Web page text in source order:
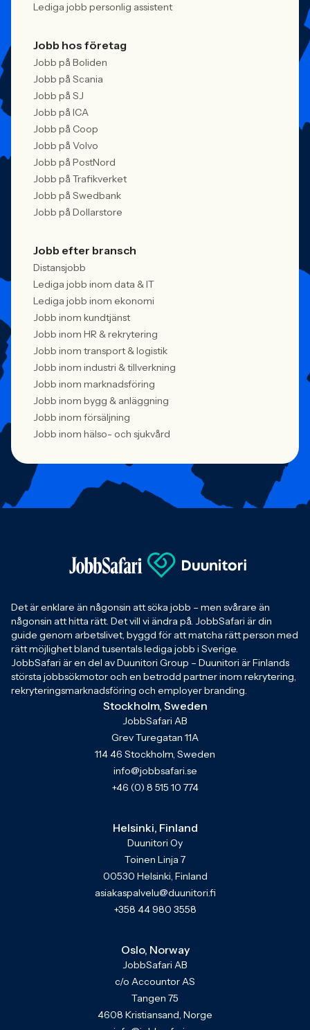
Lediga jobb personlig assistent
Jobb hos företag
Jobb på Boliden
Jobb på Scania
Jobb på SJ
Jobb på ICA
Jobb på Coop
Jobb på Volvo
Jobb på PostNord
Jobb på Trafikverket
Jobb på Swedbank
Jobb på Dollarstore
Jobb efter bransch
Distansjobb
Lediga jobb inom data & IT
Lediga jobb inom ekonomi
Jobb inom kundtjänst
Jobb inom HR & rekrytering
Jobb inom transport & logistik
Jobb inom industri & tillverkning
Jobb inom marknadsföring
Jobb inom bygg & anläggning
Jobb inom försäljning
Jobb inom hälso- och sjukvård
Det är enklare än någonsin att söka jobb – men svårare än
någonsin att hitta rätt. Det vill vi ändra på. JobbSafari är din
guide genom arbetslivet, byggd för att matcha rätt person med
rätt möjlighet bland tusentals lediga jobb i Sverige.
JobbSafari är en del av Duunitori Group – Duunitori är Finlands
största jobbsökmotor och en betrodd partner inom rekrytering,
rekryteringsmarknadsföring och employer branding.
Stockholm, Sweden
JobbSafari AB
Grev Turegatan 11A
114 46 Stockholm, Sweden
info@jobbsafari.se
+46 (0) 8 515 10 774
Helsinki, Finland
Duunitori Oy
Toinen Linja 7
00530 Helsinki, Finland
asiakaspalvelu@duunitori.fi
+358 44 980 3558
Oslo, Norway
JobbSafari AB
c/o Accountor AS
Tangen 75
4608 Kristiansand, Norge